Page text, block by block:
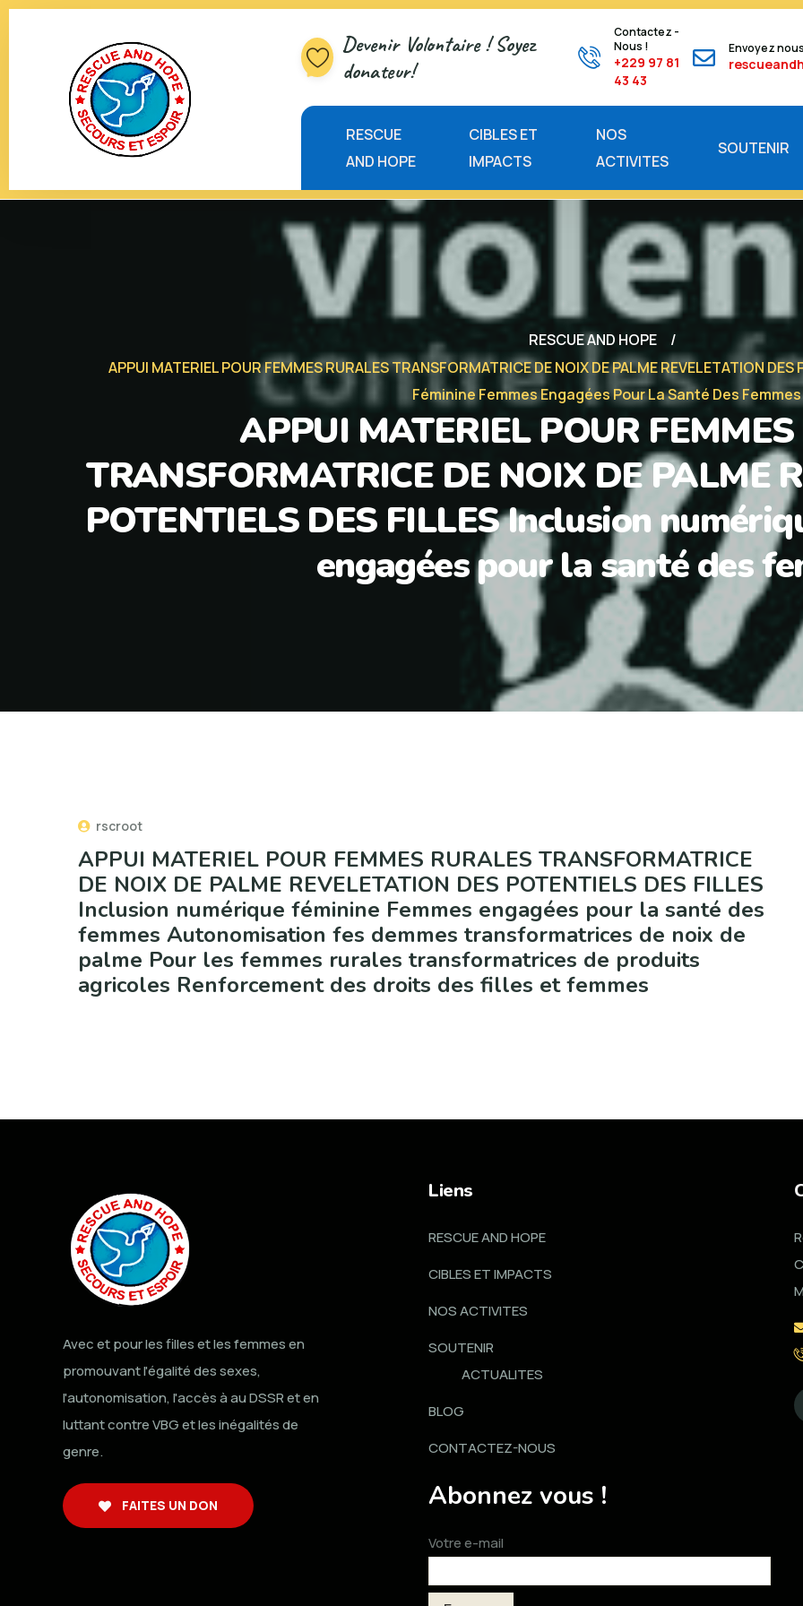
Devenir Volontaire ! Soyez
donateur!
Contactez -
Nous !
+229 97 81
43 43
Envoyez
RESCUE
AND HOPE
CIBLES ET
IMPACTS
NOS
ACTIVITES
SOUTENIR
RESCUE AND HOPE
APPUI MATERIEL POUR FEMMES RURALES TRANSFORMATRICE DE NOIX DE PALME REVELETATION
Féminine Femmes Engagées Pour La Santé Des Femmes
APPUI MATERIEL POUR
TRANSFORMATRICE DE NOIX DE PALME
POTENTIELS DES FILLES Inclusion
engagées pour la santé des
rscroot
APPUI MATERIEL POUR FEMMES RURALES TRANSFORMATRICE
DE NOIX DE PALME REVELETATION DES POTENTIELS DES FILLES
Inclusion numérique féminine Femmes engagées pour la santé des
femmes Autonomisation fes demmes transformatrices de noix de
palme Pour les femmes rurales transformatrices de produits
agricoles Renforcement des droits des filles et femmes
Avec et pour les filles et les femmes en
promouvant l'égalité des sexes,
l'autonomisation, l'accès à au DSSR et en
luttant contre VBG et les inégalités de
genre.
FAITES UN DON
Liens
RESCUE AND HOPE
CIBLES ET IMPACTS
NOS ACTIVITES
SOUTENIR
ACTUALITES
BLOG
CONTACTEZ-NOUS
Abonnez vous !
Votre e-mail